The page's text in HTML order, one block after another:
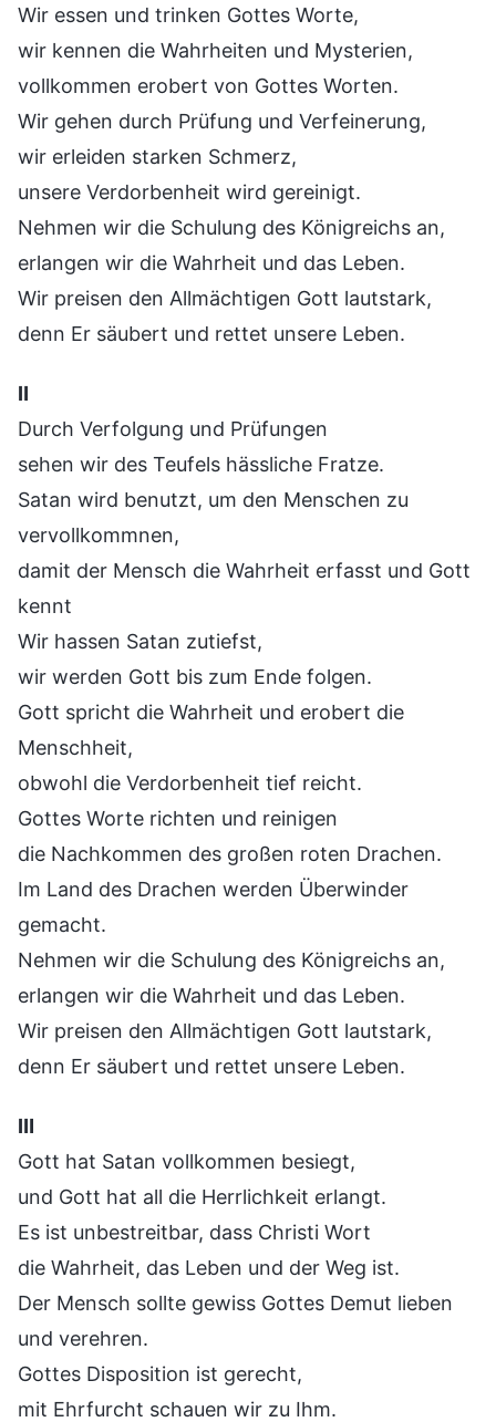
Wir essen und trinken Gottes Worte,
wir kennen die Wahrheiten und Mysterien,
vollkommen erobert von Gottes Worten.
Wir gehen durch Prüfung und Verfeinerung,
wir erleiden starken Schmerz,
unsere Verdorbenheit wird gereinigt.
Nehmen wir die Schulung des Königreichs an,
erlangen wir die Wahrheit und das Leben.
Wir preisen den Allmächtigen Gott lautstark,
denn Er säubert und rettet unsere Leben.
Ⅱ
Durch Verfolgung und Prüfungen
sehen wir des Teufels hässliche Fratze.
Satan wird benutzt, um den Menschen zu
vervollkommnen,
damit der Mensch die Wahrheit erfasst und Gott
kennt
Wir hassen Satan zutiefst,
wir werden Gott bis zum Ende folgen.
Gott spricht die Wahrheit und erobert die
Menschheit,
obwohl die Verdorbenheit tief reicht.
Gottes Worte richten und reinigen
die Nachkommen des großen roten Drachen.
Im Land des Drachen werden Überwinder
gemacht.
Nehmen wir die Schulung des Königreichs an,
erlangen wir die Wahrheit und das Leben.
Wir preisen den Allmächtigen Gott lautstark,
denn Er säubert und rettet unsere Leben.
Ⅲ
Gott hat Satan vollkommen besiegt,
und Gott hat all die Herrlichkeit erlangt.
Es ist unbestreitbar, dass Christi Wort
die Wahrheit, das Leben und der Weg ist.
Der Mensch sollte gewiss Gottes Demut lieben
und verehren.
Gottes Disposition ist gerecht,
mit Ehrfurcht schauen wir zu Ihm.